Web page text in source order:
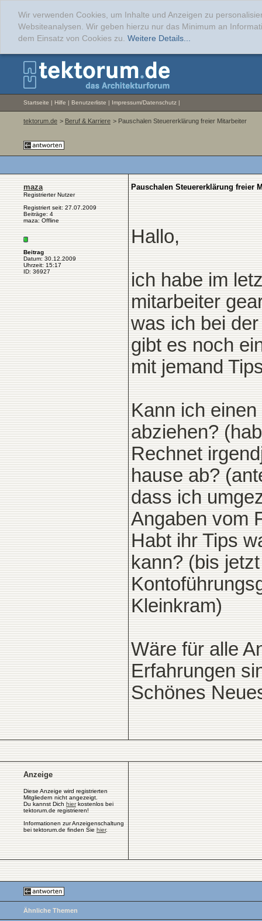
Wir verwenden Cookies, um Inhalte und Anzeigen zu
Websiteanalysen. Wir geben hierzu nur das Minimum an
dem Einsatz von Cookies zu. Weitere Details...
Startseite | Hilfe | Benutzerliste | Impressum/Datenschutz |
tektorum.de > Beruf & Karriere > Pauschalen Steuererklärung freier Mitarbeiter
maza
Registrierter Nutzer
Registriert seit: 27.07.2009
Beiträge: 4
maza: Offline
Beitrag
Datum: 30.12.2009
Uhrzeit: 15:17
ID: 36927
Pauschalen Steuererklärung freier
Hallo,
ich habe im
mitarbeiter
was ich bei
gibt es noch
mit jemand
Kann ich
abziehen?
Rechnet
hause ab?
dass ich
Angaben vom
Habt ihr Tips
kann? (bis
Kleinkram)
Wäre für alle
Erfahrungen
Schönes
Anzeige
Diese Anzeige wird registrierten
Mitgliedern nicht angezeigt.
Du kannst Dich hierkostenlos bei
tektorum.de registrieren!
Informationen zur Anzeigenschaltung
bei tektorum.de finden Sie hier.
Ähnliche Themen